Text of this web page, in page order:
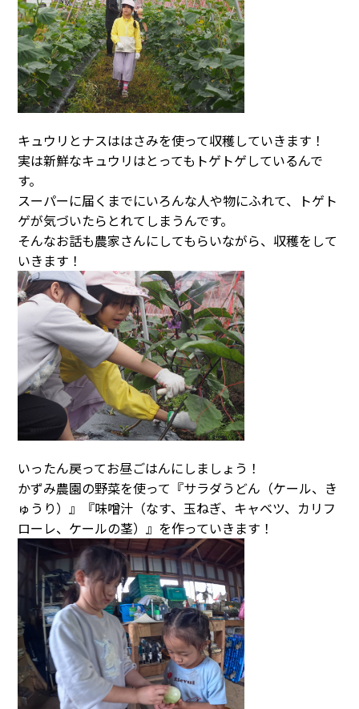
キュウリとナスははさみを使って収穫していきます！
実は新鮮なキュウリはとってもトゲトゲしているんで
す。
スーパーに届くまでにいろんな人や物にふれて、トゲト
ゲが気づいたらとれてしまうんです。
そんなお話も農家さんにしてもらいながら、収穫をして
いきます！
いったん戻ってお昼ごはんにしましょう！
かずみ農園の野菜を使って『サラダうどん（ケール、き
ゅうり）』『味噌汁（なす、玉ねぎ、キャベツ、カリフ
ローレ、ケールの茎）』を作っていきます！